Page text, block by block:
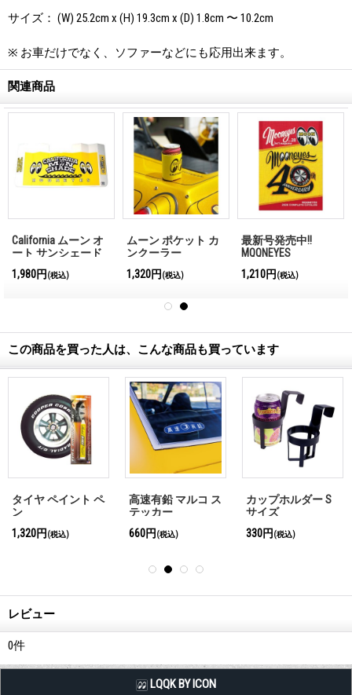
サイズ： (W) 25.2cm x (H) 19.3cm x (D) 1.8cm 〜 10.2cm
※ お車だけでなく、ソファーなどにも応用出来ます。
関連商品
California ムーン オ
ート サンシェード
1,980円 (税込)
ムーン ポケット カ
ンクーラー
1,320円 (税込)
最新号発売中!!
MQQNEYES
Magazine No.28 2026
1,210円 (税込)
この商品を買った人は、こんな商品も買っています
タイヤ ペイント ペ
ン
1,320円 (税込)
高速有鉛 マルコ ス
テッカー
660円 (税込)
カップホルダー S
サイズ
330円 (税込)
レビュー
0件
LQQK BY ICON